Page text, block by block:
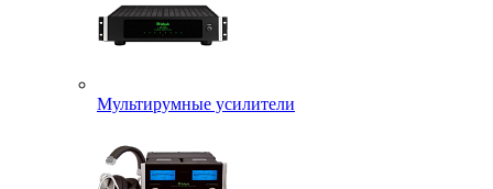
Мультирумные усилители